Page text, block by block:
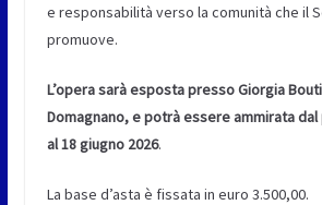
e responsabilità verso la comunità che il
promuove.
L’opera sarà esposta presso Giorgia
Domagnano, e potrà essere ammirata
al 18 giugno 2026.
La base d’asta è fissata in euro 3.500,00.